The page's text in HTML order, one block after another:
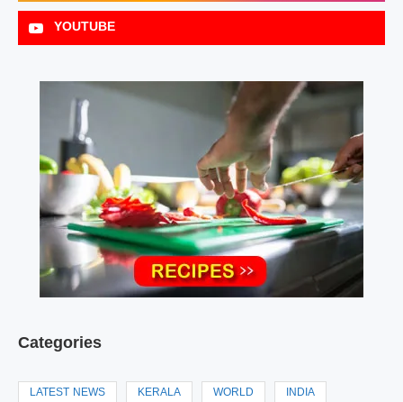
YOUTUBE
Categories
LATEST NEWS KERALA WORLD INDIA